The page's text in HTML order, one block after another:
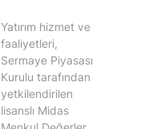
Yatırım hizmet ve
faaliyetleri,
Sermaye Piyasası
Kurulu tarafından
yetkilendirilen
lisanslı Midas